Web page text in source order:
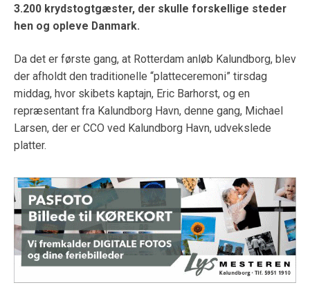
3.200 krydstogtgæster, der skulle forskellige steder
hen og opleve Danmark.
Da det er første gang, at Rotterdam anløb Kalundborg, blev
der afholdt den traditionelle “platteceremoni” tirsdag
middag, hvor skibets kaptajn, Eric Barhorst, og en
repræsentant fra Kalundborg Havn, denne gang, Michael
Larsen, der er CCO ved Kalundborg Havn, udvekslede
platter.